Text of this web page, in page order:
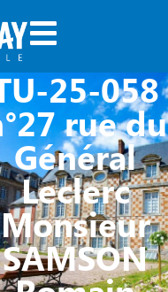
25-058
rue du
Général
Leclerc
Monsieur
SAMSON